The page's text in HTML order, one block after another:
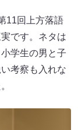
11回上方落語
です。ネタは
学生の男と子
考察も入れな